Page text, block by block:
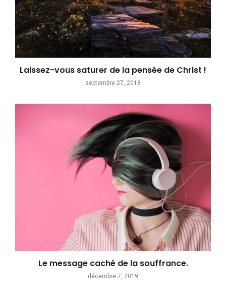
Laissez-vous saturer de la pensée de Christ !
septembre 27, 2018
Le message caché de la souffrance.
décembre 7, 2019